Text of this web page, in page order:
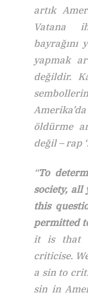
artık
Vatana
yapmak
değildir.
öldürme
değil – rap
“To
society, all
this
permitted
it is that
criticise.
a sin to
sin in